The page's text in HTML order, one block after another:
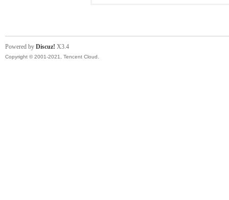
Powered by Discuz! X3.4
Copyright © 2001-2021, Tencent Cloud.